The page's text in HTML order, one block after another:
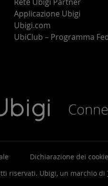
Applicazione Ubigi
Ubigi.com
UbiClub – Programma
Dichiarazione dei cookie
riservati. Ubigi, un marchio di